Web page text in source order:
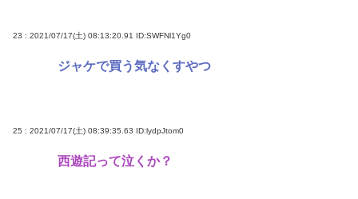
23 : 2021/07/17(土) 08:13:20.91 ID:SWFNl1Yg0
ジャケで買う気なくすやつ
25 : 2021/07/17(土) 08:39:35.63 ID:lydpJtom0
西遊記って泣くか？